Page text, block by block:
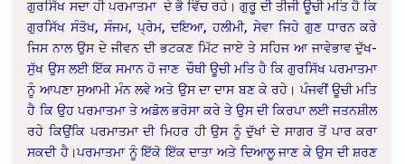
ਗੁਰਸਿੱਖ ਸਦਾ ਹੀ ਪਰਮਾਤਮਾ ਦੇ ਭੈ ਵਿੱਚ ਰਹੇ। ਗੁਰੂ ਦੀ ਤੀਜੀ ਊਚੀ ਮਤਿ ਹੈ ਕਿ
ਗੁਰਸਿੱਖ ਸੰਤੋਖ, ਸੰਜਮ, ਪ੍ਰੇਮ, ਦਇਆ, ਹਲੀਮੀ, ਸੇਵਾ ਜਿਹੇ ਗੁਣ ਧਾਰਨ ਕਰੇ
ਜਿਸ ਨਾਲ ਉਸ ਦੇ ਜੀਵਨ ਦੀ ਭਟਕਣ ਮਿੱਟ ਜਾਏ ਤੇ ਸਹਿਜ ਆ ਜਾਵੇਭਾਵ ਦੁੱਖ-
ਸੁੱਖ ਉਸ ਲਈ ਇੱਕ ਸਮਾਨ ਹੋ ਜਾਣ ਚੌਥੀ ਊਚੀ ਮਤਿ ਹੈ ਕਿ ਗੁਰਸਿੱਖ ਪਰਮਾਤਮਾ
ਨੂੰ ਆਪਣਾ ਸੁਆਮੀ ਮੰਨ ਲਵੇ ਅਤੇ ਉਸ ਦਾ ਦਾਸ ਬਣ ਕੇ ਰਹੇ। ਪੰਜਵੀਂ ਊਚੀ ਮਤਿ
ਹੈ ਕਿ ਉਹ ਪਰਮਾਤਮਾ ਤੇ ਅਡੋਲ ਭਰੋਸਾ ਕਰੇ ਤੇ ਉਸ ਦੀ ਕਿਰਪਾ ਲਈ ਜਤਨਸ਼ੀਲ
ਰਹੇ ਕਿਉਂਕਿ ਪਰਮਾਤਮਾ ਦੀ ਮਿਹਰ ਹੀ ਉਸ ਨੂੰ ਦੁੱਖਾਂ ਦੇ ਸਾਗਰ ਤੋਂ ਪਾਰ ਕਰਾ
ਸਕਦੀ ਹੈ।ਪਰਮਾਤਮਾ ਨੂੰ ਇੱਕੋ ਇੱਕ ਦਾਤਾ ਅਤੇ ਦਿਆਲੂ ਜਾਣ ਕੇ ਉਸ ਦੀ ਸ਼ਰਣ